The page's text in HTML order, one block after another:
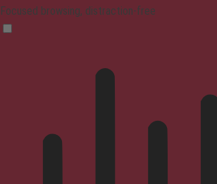
Focused browsing, distraction-free